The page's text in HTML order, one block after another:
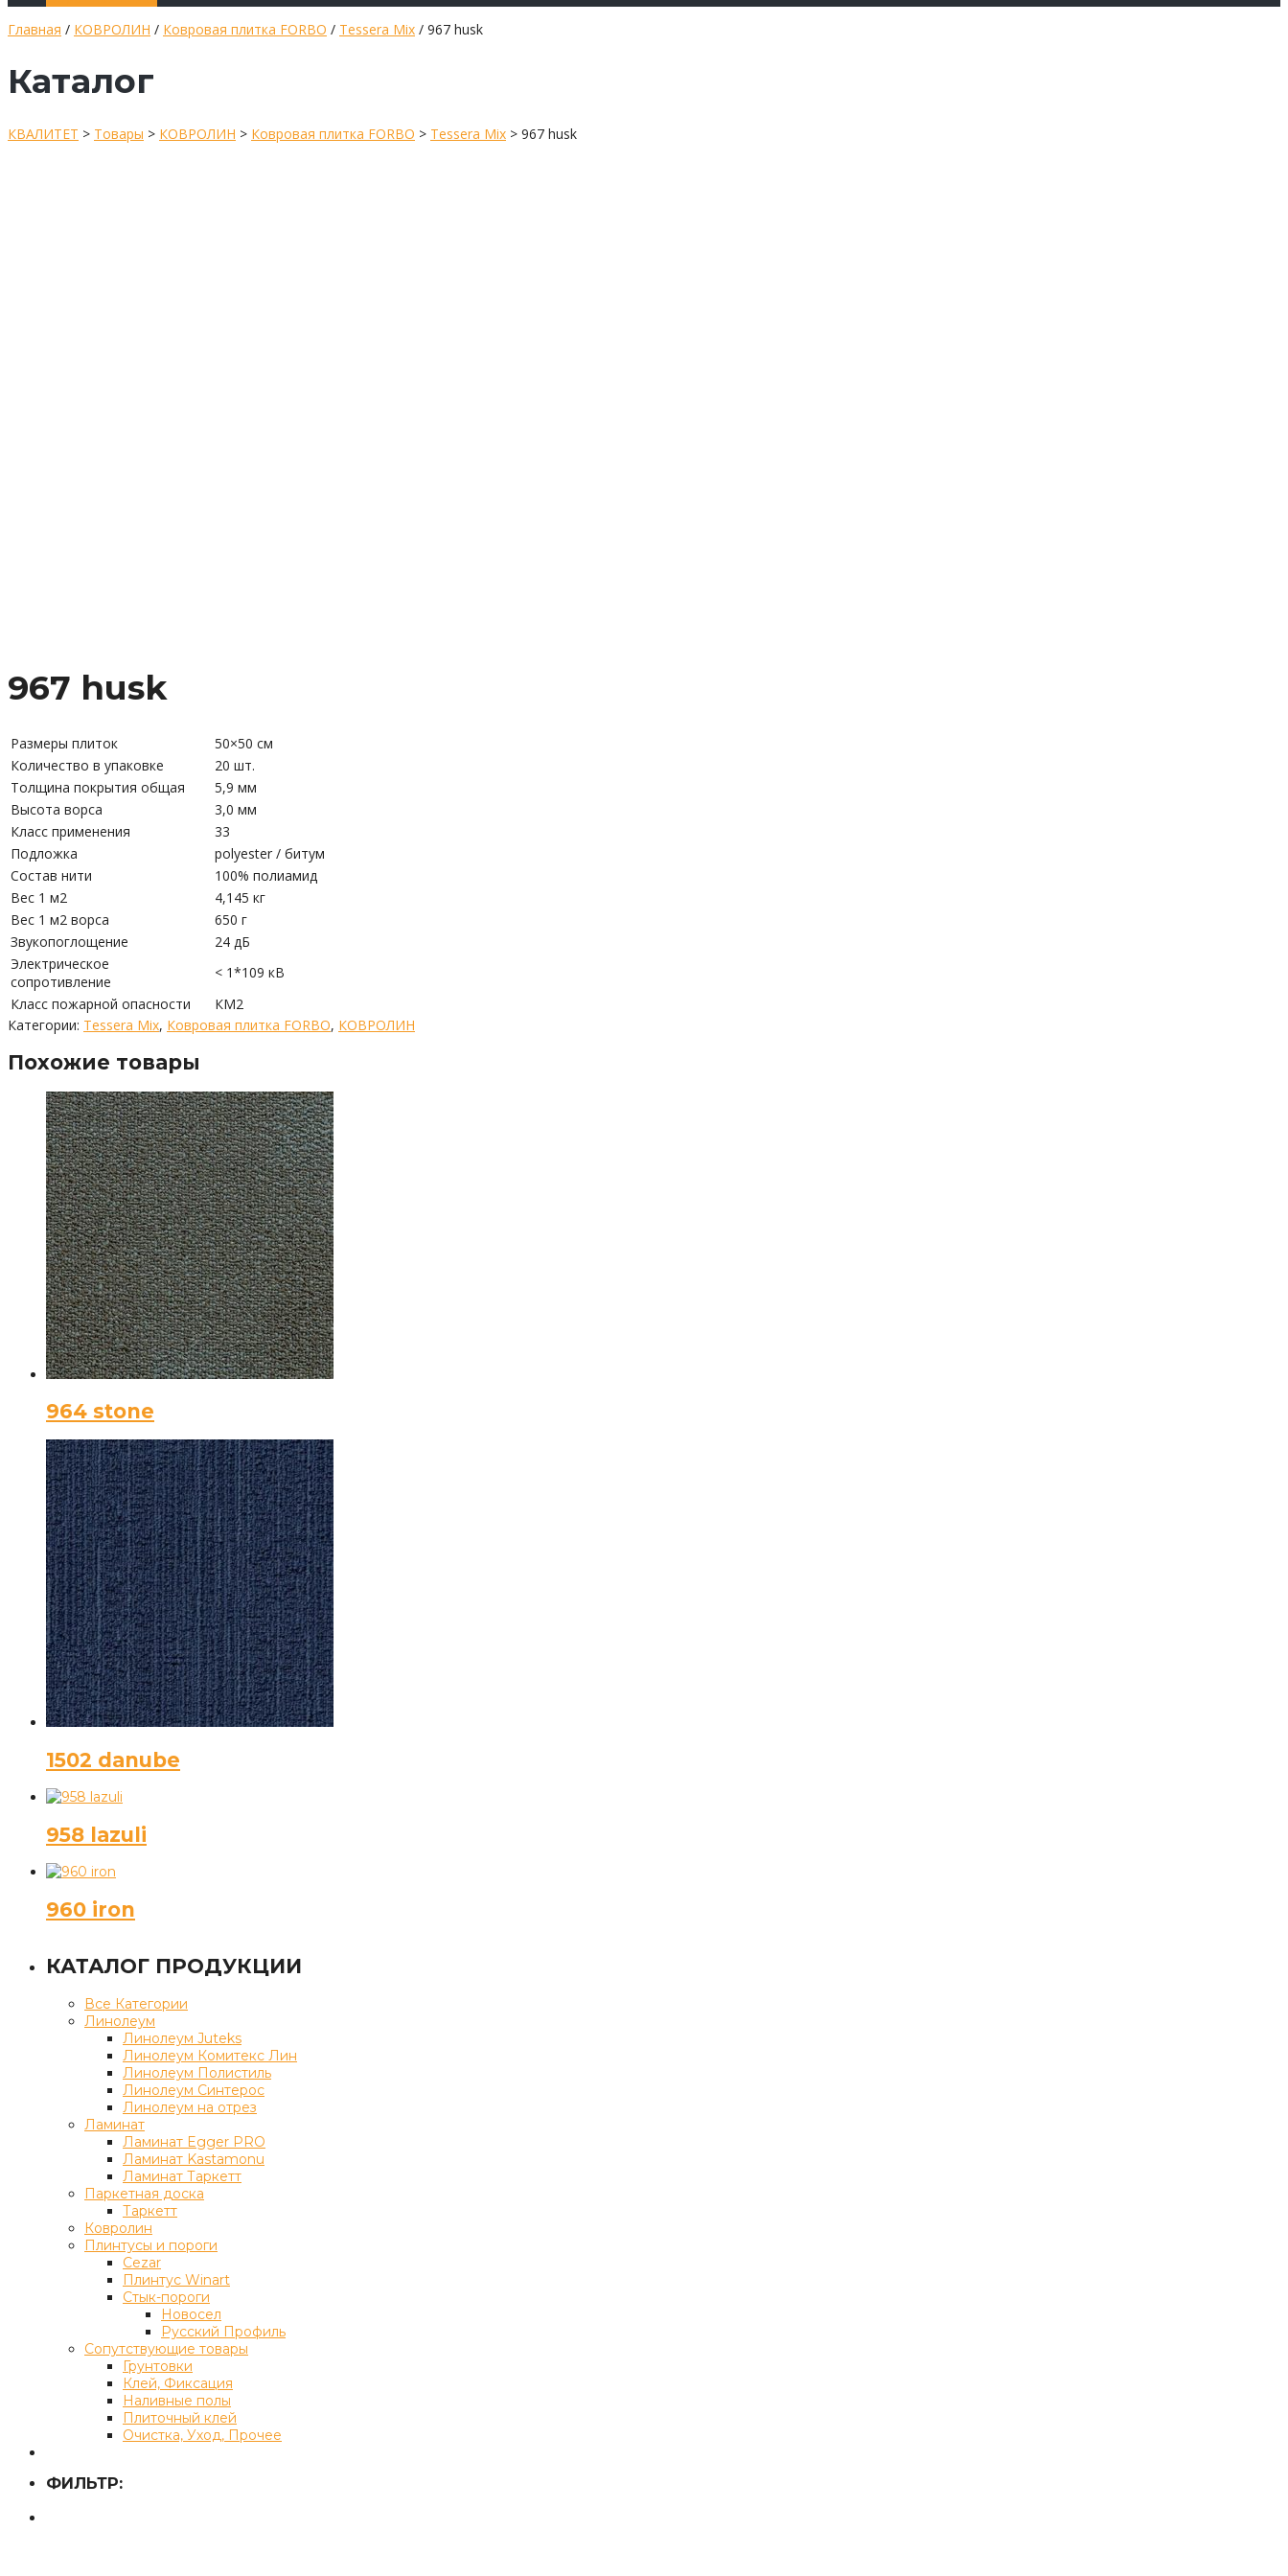
Главная / КОВРОЛИН / Ковровая плитка FORBO / Tessera Mix / 967 husk
Каталог
КВАЛИТЕТ > Товары > КОВРОЛИН > Ковровая плитка FORBO > Tessera Mix > 967 husk
967 husk
Размеры плиток
50×50 см
Количество в упаковке
20 шт.
Толщина покрытия общая
5,9 мм
Высота ворса
3,0 мм
Класс применения
33
Подложка
polyester / битум
Состав нити
100% полиамид
Вес 1 м2
4,145 кг
Вес 1 м2 ворса
650 г
Звукопоглощение
24 дБ
Электрическое
сопротивление
< 1*109 кВ
Класс пожарной опасности
КМ2
Категории: Tessera Mix, Ковровая плитка FORBO, КОВРОЛИН
Похожие товары
964 stone
1502 danube
958 lazuli
960 iron
КАТАЛОГ ПРОДУКЦИИ
Все Категории
Линолеум
Линолеум Juteks
Линолеум Комитекс Лин
Линолеум Полистиль
Линолеум Синтерос
Линолеум на отрез
Ламинат
Ламинат Egger PRO
Ламинат Kastamonu
Ламинат Таркетт
Паркетная доска
Таркетт
Ковролин
Плинтусы и пороги
Cezar
Плинтус Winart
Стык-пороги
Новосел
Русский Профиль
Сопутствующие товары
Грунтовки
Клей, Фиксация
Наливные полы
Плиточный клей
Очистка, Уход, Прочее
ФИЛЬТР: